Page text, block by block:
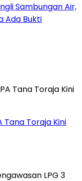
Sambungan Air,
Ada Bukti
Tana Toraja Kini